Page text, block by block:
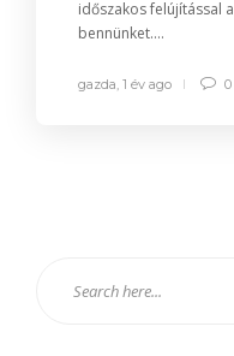
időszakos felújítással
bennünket....
gazda 1 év ago 0